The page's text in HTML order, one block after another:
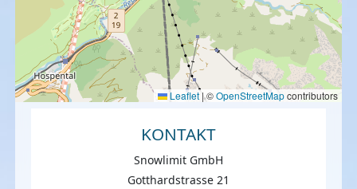
Leaflet |©OpenStreetMapcontributors
KONTAKT
Snowlimit GmbH
Gotthardstrasse 21